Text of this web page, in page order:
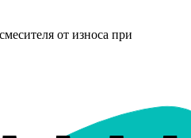
от износа при